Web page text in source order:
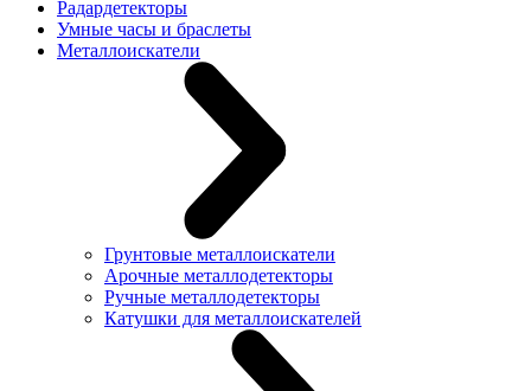
Радардетекторы
Умные часы и браслеты
Металлоискатели
Грунтовые металлоискатели
Арочные металлодетекторы
Ручные металлодетекторы
Катушки для металлоискателей